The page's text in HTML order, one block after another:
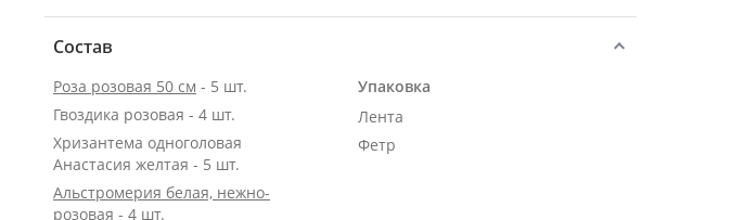
Состав
Роза розовая 50 см - 5 шт.
Гвоздика розовая - 4 шт.
Хризантема одноголовая
Анастасия желтая - 5 шт.
Альстромерия белая, нежно-
розовая - 4 шт.
Упаковка
Лента
Фетр